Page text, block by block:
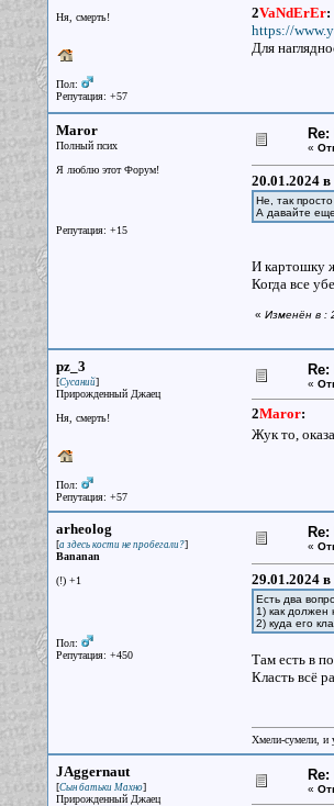
Ня, смерть!
Пол:
Репутация: +57
2VaNdErEr:
https://
Для
Maror
Полный псих
Я люблю этот Форум!
Репутация: +15
«
20.01.2024
Не, так
А давайте
И картошку
Когда все
« Изменён в :
pz_3
[Сусаний]
Прирожденный Джаец
Ня, смерть!
Пол:
Репутация: +57
«
2Maror:
Жук то,
arheolog
[а здесь кости не пробегали?]
Bananan
(!) +1
Пол:
Репутация: +450
«
29.01.2024
Есть два
1) как должен
2) куда его
Там есть в
Класть всё
Хмели-сумели, и
JAggernaut
[Сын батьки Махно]
Прирожденный Джаец
«